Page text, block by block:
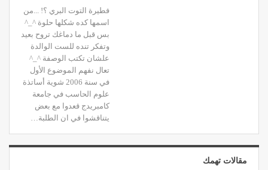
فطيرة التوت البري ؟! ...من
اسمها كده شكلها حلوة ^_^
بس قبل ما دماغك تروح بعيد
وتفكر تنده للست الوالدة
علشان تكتب الوصفة ^_^
تعال نفهم الموضوع الأول
في سنة 2006 شوية أساتذة
علوم الحاسب في جامعة
كامبريدج قعدوا مع بعض
يتناقشوا في ان الطلبة…
مقالات تهمك